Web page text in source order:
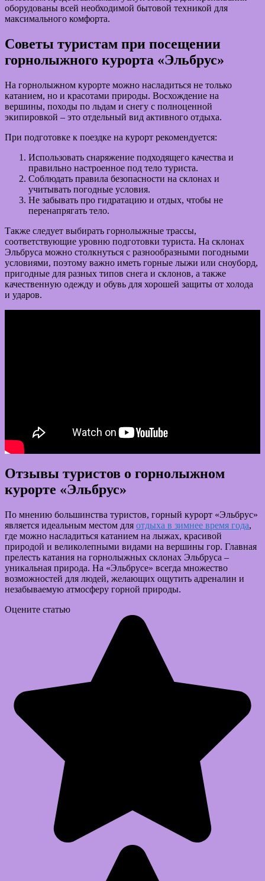
оборудованы всей необходимой бытовой техникой для
максимального комфорта.
Советы туристам при посещении
горнолыжного курорта «Эльбрус»
На горнолыжном курорте можно насладиться не только
катанием, но и красотами природы. Восхождение на
вершины, походы по льдам и снегу с полноценной
экипировкой – это отдельный вид активного отдыха.
При подготовке к поездке на курорт рекомендуется:
Использовать снаряжение подходящего качества и
правильно настроенное под тело туриста.
Соблюдать правила безопасности на склонах и
учитывать погодные условия.
Не забывать про гидратацию и отдых, чтобы не
перенапрягать тело.
Также следует выбирать горнолыжные трассы,
соответствующие уровню подготовки туриста. На склонах
Эльбруса можно столкнуться с разнообразными погодными
условиями, поэтому важно иметь горные лыжи или сноуборд,
пригодные для разных типов снега и склонов, а также
качественную одежду и обувь для хорошей защиты от холода
и ударов.
Отзывы туристов о горнолыжном
курорте «Эльбрус»
По мнению большинства туристов, горный курорт «Эльбрус»
является идеальным местом для отдыха в зимнее время года,
где можно насладиться катанием на лыжах, красивой
природой и великолепными видами на вершины гор. Главная
прелесть катания на горнолыжных склонах Эльбруса –
уникальная природа. На «Эльбрусе» всегда множество
возможностей для людей, желающих ощутить адреналин и
незабываемую атмосферу горной природы.
Оцените статью